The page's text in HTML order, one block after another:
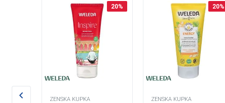
20%
ZENSKA KUPKA
20%
ZENSKA KUPKA